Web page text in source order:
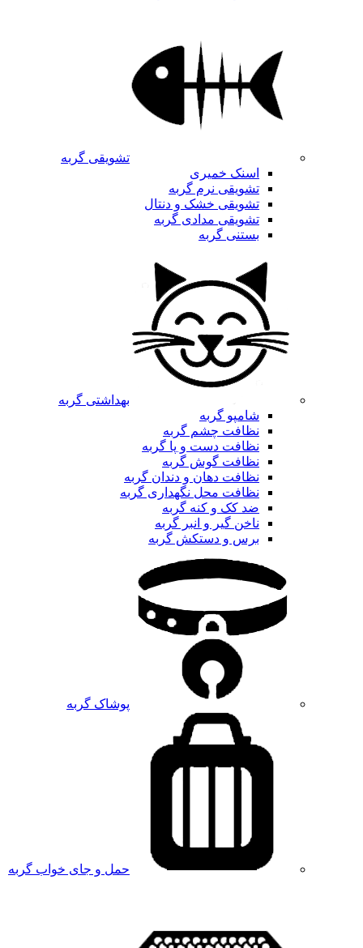
تشویقی گربه
اسنک خمیری
تشویقی نرم گربه
تشویقی خشک و دنتال
تشویقی مدادی گربه
بستنی گربه
بهداشتی گربه
شامپو گربه
نظافت چشم گربه
نظافت دست و پا گربه
نظافت گوش گربه
نظافت دهان و دندان گربه
نظافت محل نگهداری گربه
ضد کک و کنه گربه
ناخن گیر و انبر گربه
برس و دستکش گربه
پوشاک گربه
حمل و جای خواب گربه